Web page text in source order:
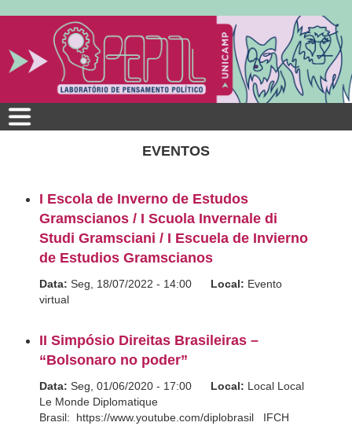
conteúdo
EVENTOS
I Escola de Inverno de Estudos
Gramscianos / I Scuola Invernale di
Studi Gramsciani / I Escuela de Invierno
de Estudios Gramscianos
Data: Seg, 18/07/2022 - 14:00 Local: Evento
virtual
II Simpósio Direitas Brasileiras –
“Bolsonaro no poder”
Data: Seg, 01/06/2020 - 17:00 Local: Local Local
Le Monde Diplomatique
Brasil: https://www.youtube.com/diplobrasil IFCH